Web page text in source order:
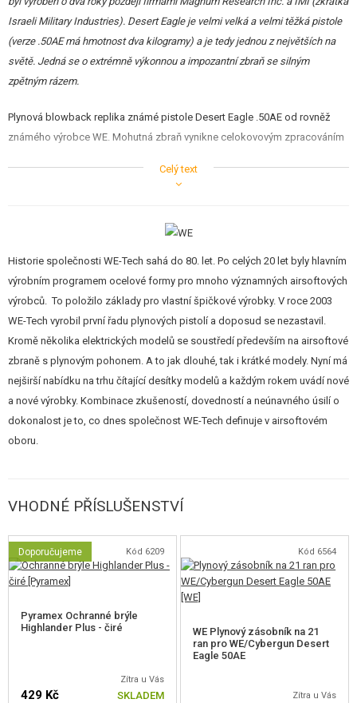
Israeli Military Industries). Desert Eagle je velmi velká a velmi těžká pistole
(verze .50AE má hmotnost dva kilogramy) a je tedy jednou z největších na
světě. Jedná se o extrémně výkonnou a impozantní zbraň se silným
zpětným rázem.
Plynová blowback replika známé pistole Desert Eagle .50AE od rovněž
známého výrobce WE. Mohutná zbraň vynikne celokovovým zpracováním
a ražením; jde o licencovaný výrobek.
116 m/s. Blowback je znatelně silnější než je obvyklé a pocit ze střelby je
Pokud sháníte výkonnou pistoli s blowbackem, která bude budit respekt
mezi spolubojovníky a strach mezi nepřáteli a máte velkou ruku, je tento
Desert Eagle přesně pro vás.
Celý text
Historie společnosti WE-Tech sahá do 80. let. Po celých 20 let byly hlavním
výrobním programem ocelové formy pro mnoho významných airsoftových
výrobců. To položilo základy pro vlastní špičkové výrobky. V roce 2003
WE-Tech vyrobil první řadu plynových pistolí a doposud se nezastavil.
Kromě několika elektrických modelů se soustředí především na airsoftové
zbraně s plynovým pohonem. A to jak dlouhé, tak i krátké modely. Nyní má
nejširší nabídku na trhu čítající desítky modelů a každým rokem uvádí nové
a nové výrobky. Kombinace zkušeností, dovedností a neúnavného úsilí o
dokonalost je to, co dnes společnost WE-Tech definuje v airsoftovém
oboru.
VHODNÉ PŘÍSLUŠENSTVÍ
Doporučujeme Kód 6209
Pyramex Ochranné brýle
Highlander Plus - čiré
Zítra u Vás
429 Kč SKLADEM
Kód 6564
WE Plynový zásobník na 21
ran pro WE/Cybergun Desert
Eagle 50AE
Zítra u Vás